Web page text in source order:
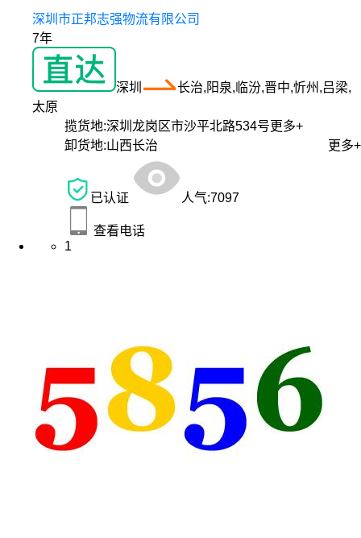
深圳市正邦志强物流有限公司
7年
深圳
长治,阳泉,临汾,晋中,忻州,吕梁,
太原
揽货地:深圳龙岗区市沙平北路534号更多+
卸货地:山西长治 更多+
已认证 人气:7097
查看电话
1